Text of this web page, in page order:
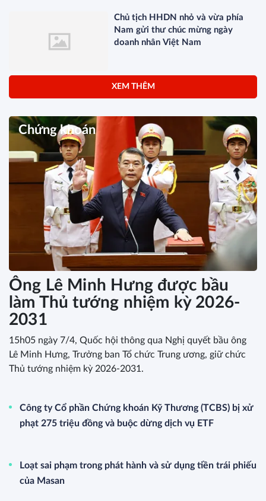
Chủ tịch HHDN nhỏ và vừa phía
Nam gửi thư chúc mừng ngày
doanh nhân Việt Nam
XEM THÊM
Chứng khoán
Ông Lê Minh Hưng được bầu
làm Thủ tướng nhiệm kỳ 2026-
2031
15h05 ngày 7/4, Quốc hội thông qua Nghị quyết bầu ông
Lê Minh Hưng, Trưởng ban Tổ chức Trung ương, giữ chức
Thủ tướng nhiệm kỳ 2026-2031.
Công ty Cổ phần Chứng khoán Kỹ Thương (TCBS) bị xử
phạt 275 triệu đồng và buộc dừng dịch vụ ETF
Loạt sai phạm trong phát hành và sử dụng tiền trái phiếu
của Masan